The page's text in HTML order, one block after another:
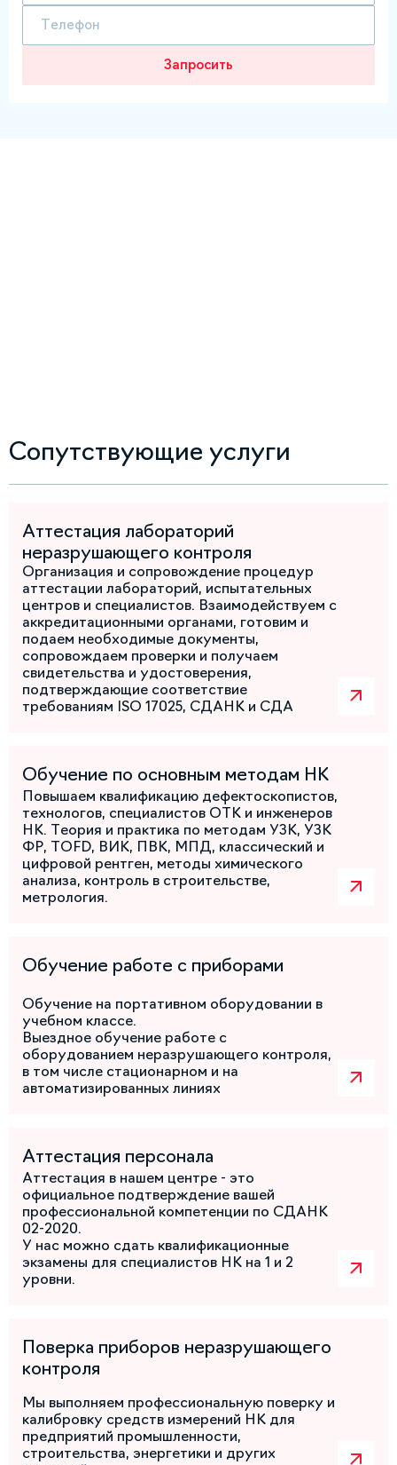
Запросить
Сопутствующие услуги
Аттестация лабораторий
неразрушающего контроля
Организация и сопровождение процедур
аттестации лабораторий, испытательных
центров и специалистов. Взаимодействуем с
аккредитационными органами, готовим и
подаем необходимые документы,
сопровождаем проверки и получаем
свидетельства и удостоверения,
подтверждающие соответствие
требованиям ISO 17025, СДАНК и СДА
Обучение по основным методам НК
Повышаем квалификацию дефектоскопистов,
технологов, специалистов ОТК и инженеров
НК. Теория и практика по методам УЗК, УЗК
ФР, TOFD, ВИК, ПВК, МПД, классический и
цифровой рентген, методы химического
анализа, контроль в строительстве,
метрология.
Обучение работе с приборами
Обучение на портативном оборудовании в
учебном классе.
Выездное обучение работе с
оборудованием неразрушающего контроля,
в том числе стационарном и на
автоматизированных линиях
Аттестация персонала
Аттестация в нашем центре - это
официальное подтверждение вашей
профессиональной компетенции по СДАНК
02-2020.
У нас можно сдать квалификационные
экзамены для специалистов НК на 1 и 2
уровни.
Поверка приборов неразрушающего
контроля
Мы выполняем профессиональную поверку и
калибровку средств измерений НК для
предприятий промышленности,
строительства, энергетики и других